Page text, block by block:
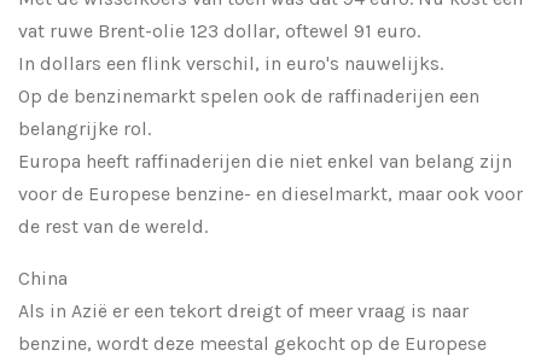
vat ruwe Brent-olie 123 dollar, oftewel 91 euro.
In dollars een flink verschil, in euro's nauwelijks.
Op de benzinemarkt spelen ook de raffinaderijen een
belangrijke rol.
Europa heeft raffinaderijen die niet enkel van belang zijn
voor de Europese benzine- en dieselmarkt, maar ook voor
de rest van de wereld.
China
Als in Azië er een tekort dreigt of meer vraag is naar
benzine, wordt deze meestal gekocht op de Europese